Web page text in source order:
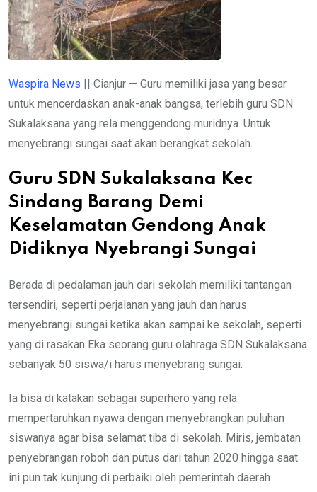
Waspira News || Cianjur — Guru memiliki jasa yang besar
untuk mencerdaskan anak-anak bangsa, terlebih guru SDN
Sukalaksana yang rela menggendong muridnya. Untuk
menyebrangi sungai saat akan berangkat sekolah.
Guru SDN Sukalaksana Kec
Sindang Barang Demi
Keselamatan Gendong Anak
Didiknya Nyebrangi Sungai
Berada di pedalaman jauh dari sekolah memiliki tantangan
tersendiri, seperti perjalanan yang jauh dan harus
menyebrangi sungai ketika akan sampai ke sekolah, seperti
yang di rasakan Eka seorang guru olahraga SDN Sukalaksana
sebanyak 50 siswa/i harus menyebrang sungai.
Ia bisa di katakan sebagai superhero yang rela
mempertaruhkan nyawa dengan menyebrangkan puluhan
siswanya agar bisa selamat tiba di sekolah. Miris, jembatan
penyebrangan roboh dan putus dari tahun 2020 hingga saat
ini pun tak kunjung di perbaiki oleh pemerintah daerah